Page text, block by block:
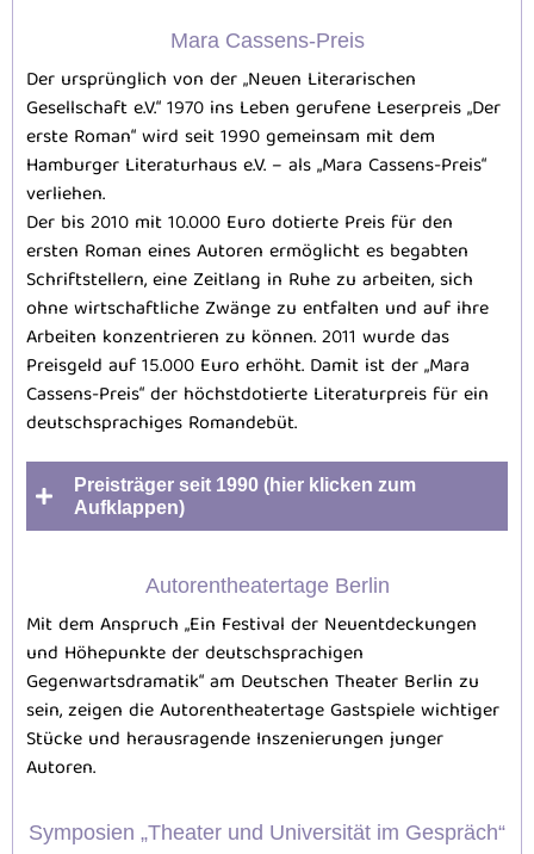
Mara Cassens-Preis
Der ursprünglich von der „Neuen Literarischen
Gesellschaft e.V.“ 1970 ins Leben gerufene Leserpreis „Der
erste Roman“ wird seit 1990 gemeinsam mit dem
Hamburger Literaturhaus e.V. – als „Mara Cassens-Preis“
verliehen.
Der bis 2010 mit 10.000 Euro dotierte Preis für den
ersten Roman eines Autoren ermöglicht es begabten
Schriftstellern, eine Zeitlang in Ruhe zu arbeiten, sich
ohne wirtschaftliche Zwänge zu entfalten und auf ihre
Arbeiten konzentrieren zu können. 2011 wurde das
Preisgeld auf 15.000 Euro erhöht. Damit ist der „Mara
Cassens-Preis“ der höchstdotierte Literaturpreis für ein
deutschsprachiges Romandebüt.
Preisträger seit 1990 (hier klicken zum
Aufklappen)
Autorentheatertage Berlin
Mit dem Anspruch „Ein Festival der Neuentdeckungen
und Höhepunkte der deutschsprachigen
Gegenwartsdramatik“ am Deutschen Theater Berlin zu
sein, zeigen die Autorentheatertage Gastspiele wichtiger
Stücke und herausragende Inszenierungen junger
Autoren.
Symposien „Theater und Universität im Gespräch“